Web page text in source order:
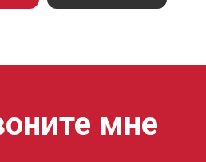
мне